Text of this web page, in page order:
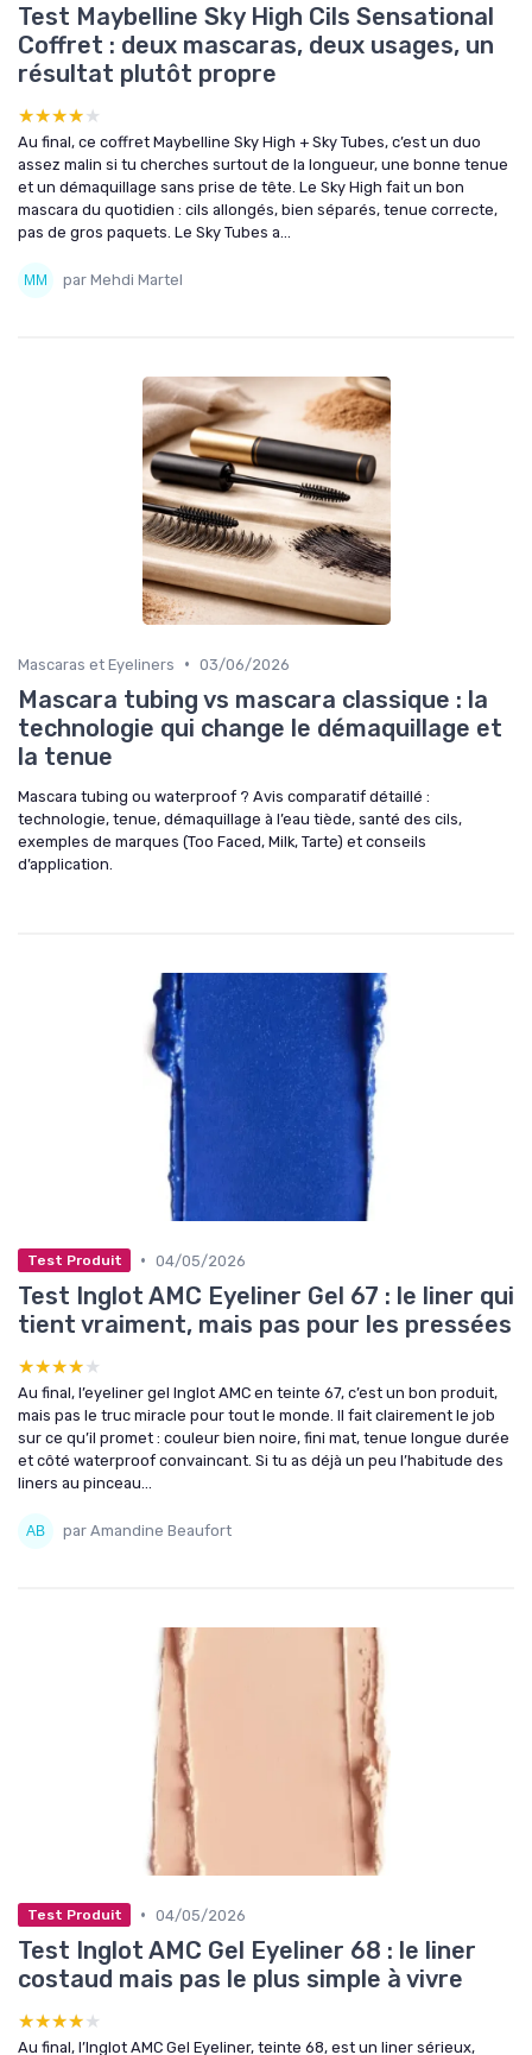
Test Maybelline Sky High Cils Sensational
Coffret : deux mascaras, deux usages, un
résultat plutôt propre
★★★★★
★★★★★
Au final, ce coffret Maybelline Sky High + Sky Tubes, c’est un duo
assez malin si tu cherches surtout de la longueur, une bonne tenue
et un démaquillage sans prise de tête. Le Sky High fait un bon
mascara du quotidien : cils allongés, bien séparés, tenue correcte,
pas de gros paquets. Le Sky Tubes a...
par Mehdi Martel
Mascaras et Eyeliners • 03/06/2026
Mascara tubing vs mascara classique : la
technologie qui change le démaquillage et
la tenue
Mascara tubing ou waterproof ? Avis comparatif détaillé :
technologie, tenue, démaquillage à l’eau tiède, santé des cils,
exemples de marques (Too Faced, Milk, Tarte) et conseils
d’application.
Test Produit • 04/05/2026
Test Inglot AMC Eyeliner Gel 67 : le liner qui
tient vraiment, mais pas pour les pressées
★★★★★
★★★★★
Au final, l’eyeliner gel Inglot AMC en teinte 67, c’est un bon produit,
mais pas le truc miracle pour tout le monde. Il fait clairement le job
sur ce qu’il promet : couleur bien noire, fini mat, tenue longue durée
et côté waterproof convaincant. Si tu as déjà un peu l’habitude des
liners au pinceau...
par Amandine Beaufort
Test Produit • 04/05/2026
Test Inglot AMC Gel Eyeliner 68 : le liner
costaud mais pas le plus simple à vivre
★★★★★
★★★★★
Au final, l’Inglot AMC Gel Eyeliner, teinte 68, est un liner sérieux,